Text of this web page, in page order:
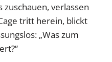
verlassen
tritt herein, blickt
„Was zum